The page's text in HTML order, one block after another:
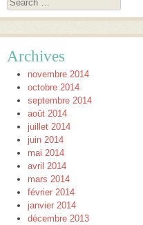
Archives
novembre 2014
octobre 2014
septembre 2014
août 2014
juillet 2014
juin 2014
mai 2014
avril 2014
mars 2014
février 2014
janvier 2014
décembre 2013